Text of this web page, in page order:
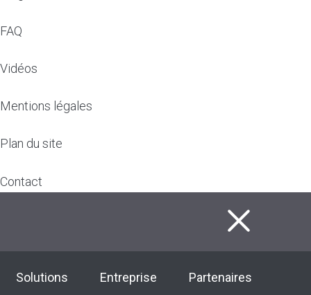
FAQ
Vidéos
Mentions légales
Plan du site
Contact
Solutions Entreprise Partenaires